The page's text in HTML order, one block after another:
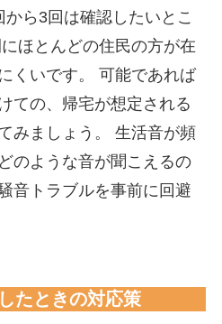
ら3回は確認したいとこ
ほとんどの住民の方が在
くいです。 可能であれば
ての、帰宅が想定される
みましょう。 生活音が頻
のような音が聞こえるの
音トラブルを事前に回避
たときの対応策